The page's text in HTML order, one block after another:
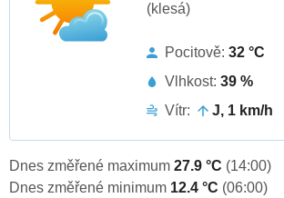
(klesá)
Pocitově: 32 °C
Vlhkost: 39 %
Vítr:
J, 1 km/h
Dnes změřené maximum 27.9 °C (14:00)
Dnes změřené minimum 12.4 °C (06:00)